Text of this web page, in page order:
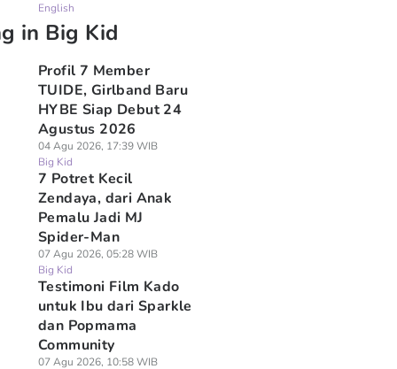
English
in Big Kid
Profil 7 Member
TUIDE, Girlband Baru
HYBE Siap Debut 24
Agustus 2026
04 Agu 2026, 17:39 WIB
Big Kid
7 Potret Kecil
Zendaya, dari Anak
Pemalu Jadi MJ
Spider-Man
07 Agu 2026, 05:28 WIB
Big Kid
Testimoni Film Kado
untuk Ibu dari Sparkle
dan Popmama
Community
07 Agu 2026, 10:58 WIB